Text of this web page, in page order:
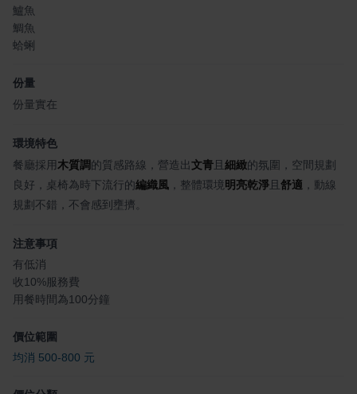
鱸魚
鯛魚
蛤蜊
份量
份量實在
環境特色
餐廳採用 木質調的質感路線，營造出文青 且 細緻的氛圍，空間規劃
良好，桌椅為時下流行的編織風 ，整體環境明亮乾淨 且 舒適 ，動線
規劃不錯，不會感到壅擠。
注意事項
有低消
收10%服務費
用餐時間為100分鐘
價位範圍
均消 500-800 元